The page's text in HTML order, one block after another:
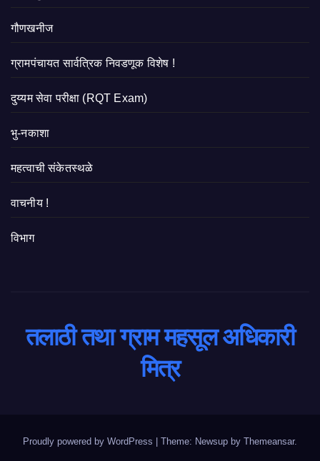
गौणखनीज
ग्रामपंचायत सार्वत्रिक निवडणूक विशेष !
दुय्यम सेवा परीक्षा (RQT Exam)
भु-नकाशा
महत्वाची संकेतस्थळे
वाचनीय !
विभाग
तलाठी तथा ग्राम महसूल अधिकारी
मित्र
Proudly powered by WordPress | Theme: Newsup by Themeansar.